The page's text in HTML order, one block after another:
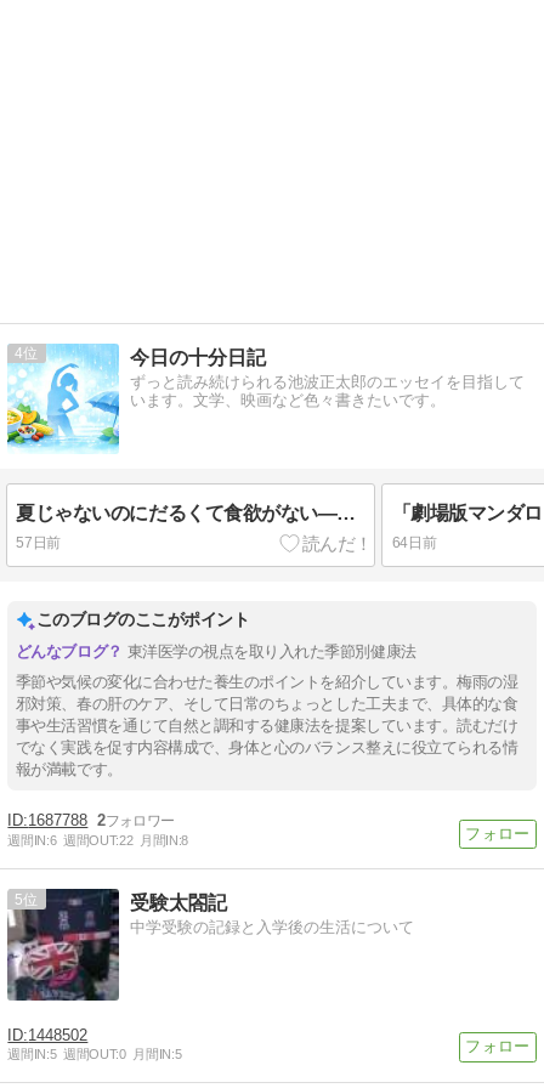
4 今日の十分日記
ずっと読み続けられる池波正太郎のエッセイを目指して
います。文学、映画など色々書きたいです。
夏じゃないのにだるくて食欲がない——梅雨バテの正体は「脾弱」だった｜漢方で胃腸を立て直す養生法
57日前 64日前
このブログのここがポイント
東洋医学の視点を取り入れた季節別健康法
季節や気候の変化に合わせた養生のポイントを紹介しています。梅雨の湿
邪対策、春の肝のケア、そして日常のちょっとした工夫まで、具体的な食
事や生活習慣を通じて自然と調和する健康法を提案しています。読むだけ
でなく実践を促す内容構成で、身体と心のバランス整えに役立てられる情
報が満載です。
1687788 2
週間IN:6 週間OUT:22 月間IN:8
5 受験太閤記
中学受験の記録と入学後の生活について
1448502
週間IN:5 週間OUT:0 月間IN:5